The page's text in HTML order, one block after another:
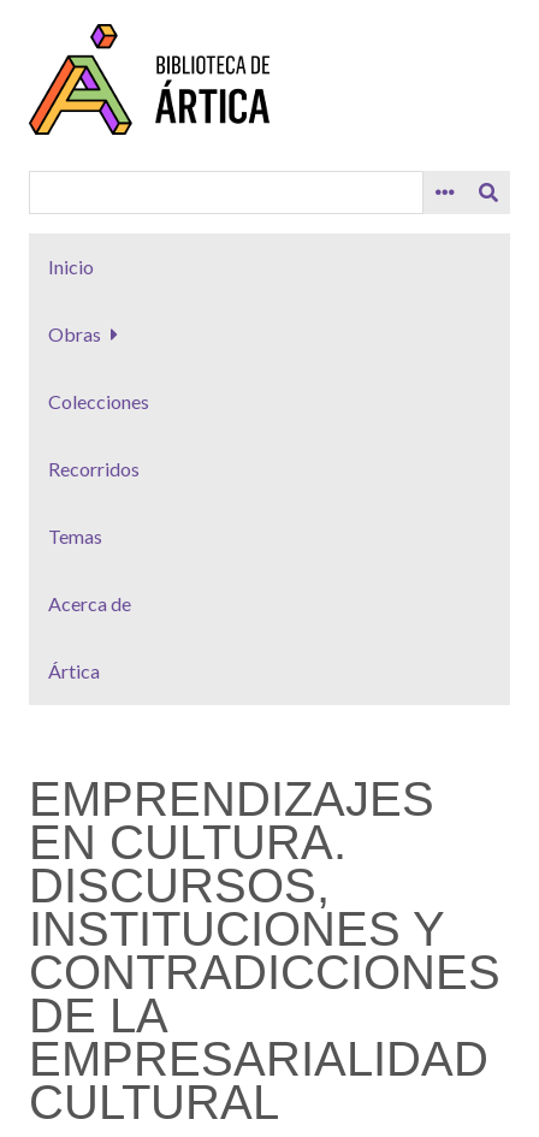
contenido
principal
Inicio
Obras
Colecciones
Recorridos
Temas
Acerca de
Ártica
EMPRENDIZAJES
EN CULTURA.
DISCURSOS,
INSTITUCIONES Y
CONTRADICCIONES
DE LA
EMPRESARIALIDAD
CULTURAL